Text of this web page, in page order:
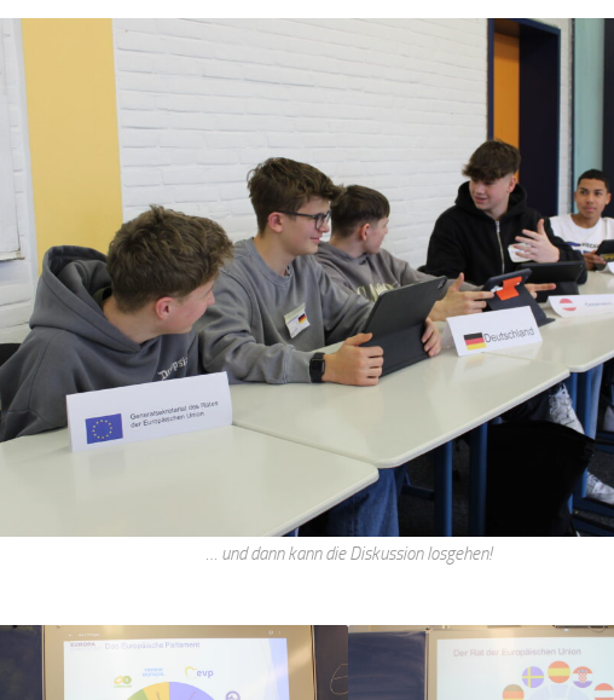
… und dann kann die Diskussion losgehen!